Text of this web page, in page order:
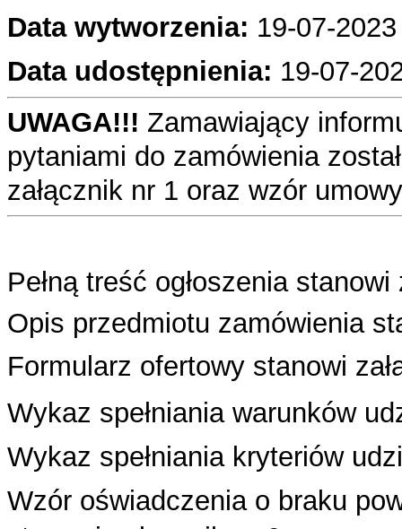
Data wytworzenia: 19-07-
Data udostępnienia: 19-07-
UWAGA!!! Zamawiający
pytaniami do zamówienia
załącznik nr 1 oraz wzór
Pełną treść ogłoszenia stanowi
Opis przedmiotu zamówienia
Formularz ofertowy stanowi
Wykaz spełniania warunków
Wykaz spełniania kryteriów
Wzór oświadczenia o braku